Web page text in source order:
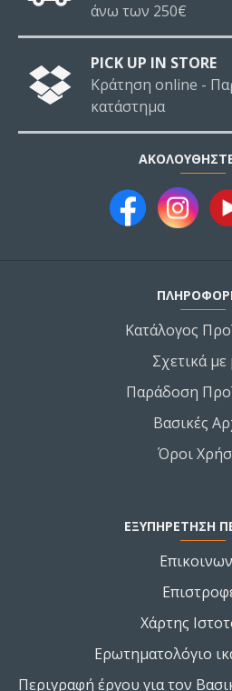
άνω των 250€
PICK UP IN STORE
Κράτηση online -
κατάστημα
Κατάλογος
Σχετικά με
Παράδοση
Βασικές
Όροι
ΕΞΥΠΗΡΕΤΗΣΗ
Χάρτης
Ερωτηματολόγιο
Περιγραφή έργου για τον